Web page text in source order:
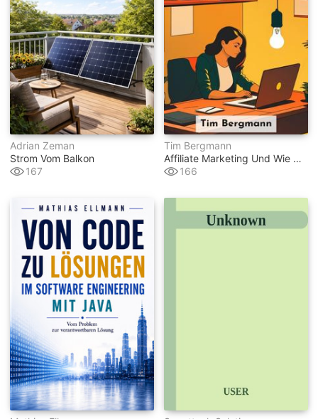
Adrian Zeman
Strom Vom Balkon
167
Tim Bergmann
Affiliate Marketing Und Wie Man Damit Geld Verdienen Kann
166